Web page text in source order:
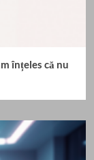
înțeles că nu